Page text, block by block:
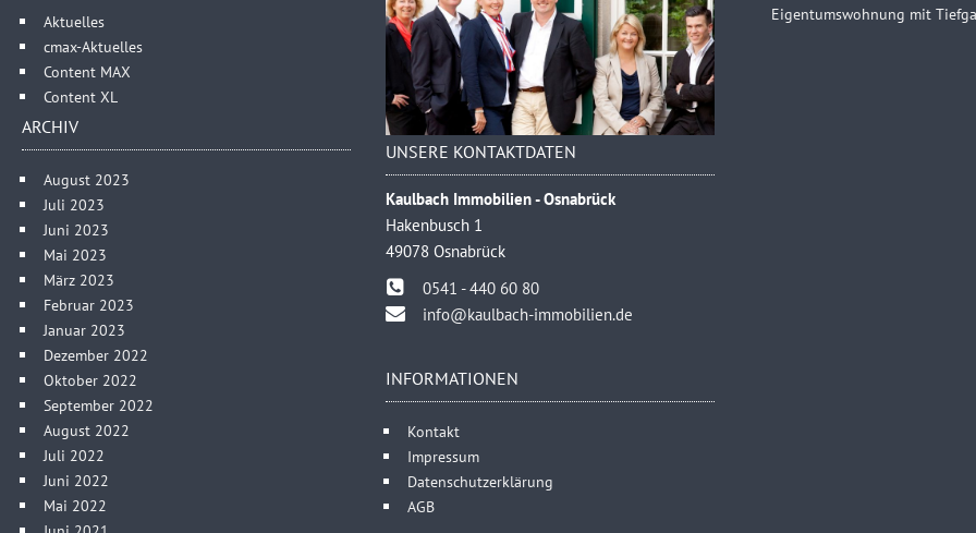
Aktuelles
cmax-Aktuelles
Content MAX
Content XL
ARCHIV
August 2023
Juli 2023
Juni 2023
Mai 2023
März 2023
Februar 2023
Januar 2023
Dezember 2022
Oktober 2022
September 2022
August 2022
Juli 2022
Juni 2022
Mai 2022
UNSERE KONTAKTDATEN
Kaulbach Immobilien - Osnabrück
Hakenbusch 1
49078 Osnabrück
0541 - 440 60 80
info@kaulbach-immobilien.de
INFORMATIONEN
Kontakt
Impressum
Datenschutzerklärung
AGB
Eigentumswohnung mit